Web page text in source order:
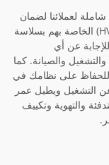
لعملائنا لضمان
تشغيل أنظمة التدفئة والتهوية وتكييف الهواء (HVAC) الخاصة بهم بسلاسة
عن أي
والصيانة. كما
للحفاظ على نظامك في
التشغيل ويطيل عمر
والتهوية وتكييف